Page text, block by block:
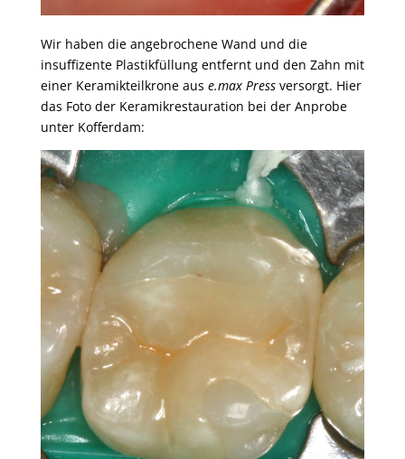
Wir haben die angebrochene Wand und die
insuffizente Plastikfüllung entfernt und den Zahn mit
einer Keramikteilkrone aus e.max Pressversorgt. Hier
das Foto der Keramikrestauration bei der Anprobe
unter Kofferdam: